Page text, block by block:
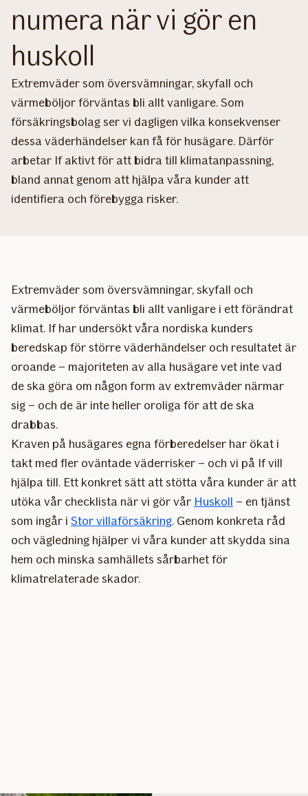
numera när vi gör en
huskoll
Extremväder som översvämningar, skyfall och
värmeböljor förväntas bli allt vanligare. Som
försäkringsbolag ser vi dagligen vilka konsekvenser
dessa väderhändelser kan få för husägare. Därför
arbetar If aktivt för att bidra till klimatanpassning,
bland annat genom att hjälpa våra kunder att
identifiera och förebygga risker.
Extremväder som översvämningar, skyfall och
värmeböljor förväntas bli allt vanligare i ett förändrat
klimat. If har undersökt våra nordiska kunders
beredskap för större väderhändelser och resultatet är
oroande – majoriteten av alla husägare vet inte vad
de ska göra om någon form av extremväder närmar
sig – och de är inte heller oroliga för att de ska
drabbas.
Kraven på husägares egna förberedelser har ökat i
takt med fler oväntade väderrisker – och vi på If vill
hjälpa till. Ett konkret sätt att stötta våra kunder är att
utöka vår checklista när vi gör vår Huskoll – en tjänst
som ingår i Stor villaförsäkring. Genom konkreta råd
och vägledning hjälper vi våra kunder att skydda sina
hem och minska samhällets sårbarhet för
klimatrelaterade skador.